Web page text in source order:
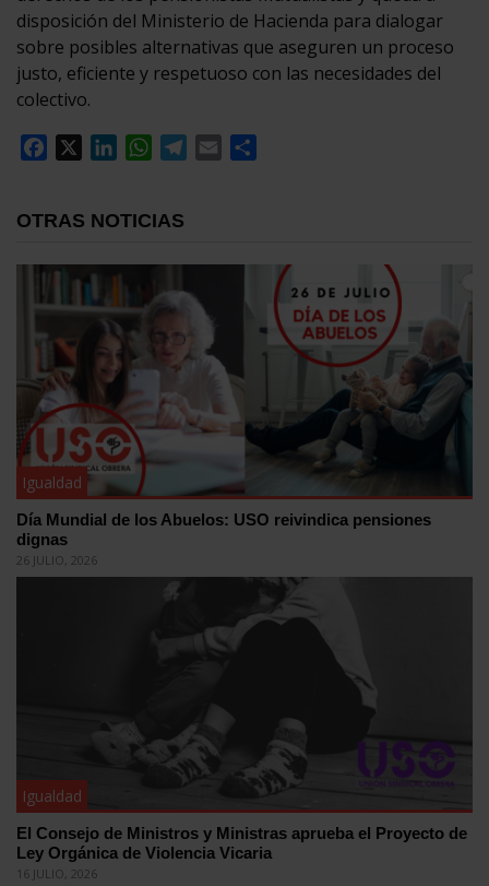
disposición del Ministerio de Hacienda para dialogar
sobre posibles alternativas que aseguren un proceso
justo, eficiente y respetuoso con las necesidades del
colectivo.
Facebook
LinkedInWhatsApp
Telegram
Email
OTRAS NOTICIAS
Igualdad
Día Mundial de los Abuelos: USO reivindica pensiones
dignas
26 JULIO, 2026
Igualdad
El Consejo de Ministros y Ministras aprueba el Proyecto de
Ley Orgánica de Violencia Vicaria
16 JULIO, 2026